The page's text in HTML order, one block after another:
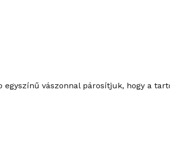
vászonnal párosítjuk, hogy a